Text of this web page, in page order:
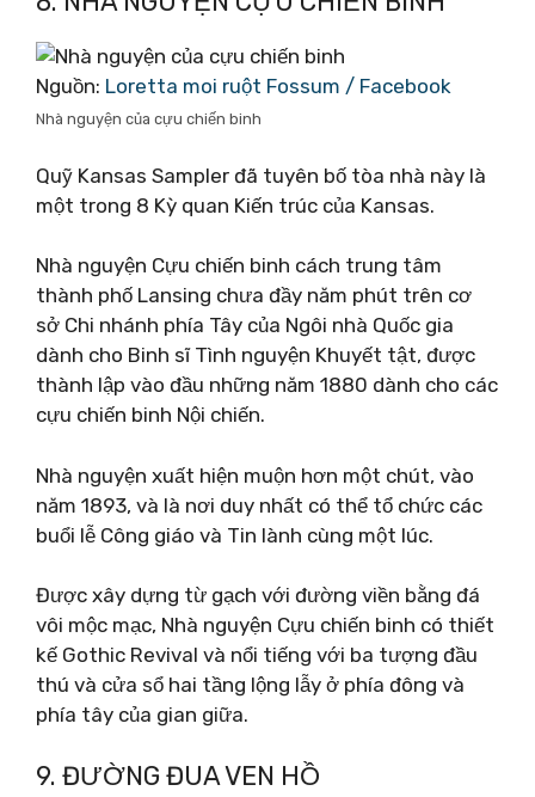
Nguồn: Loretta moi ruột Fossum / Facebook
Nhà nguyện của cựu chiến binh
Quỹ Kansas Sampler đã tuyên bố tòa nhà này là
một trong 8 Kỳ quan Kiến trúc của Kansas.
Nhà nguyện Cựu chiến binh cách trung tâm
thành phố Lansing chưa đầy năm phút trên cơ
sở Chi nhánh phía Tây của Ngôi nhà Quốc gia
dành cho Binh sĩ Tình nguyện Khuyết tật, được
thành lập vào đầu những năm 1880 dành cho các
cựu chiến binh Nội chiến.
Nhà nguyện xuất hiện muộn hơn một chút, vào
năm 1893, và là nơi duy nhất có thể tổ chức các
buổi lễ Công giáo và Tin lành cùng một lúc.
Được xây dựng từ gạch với đường viền bằng đá
vôi mộc mạc, Nhà nguyện Cựu chiến binh có thiết
kế Gothic Revival và nổi tiếng với ba tượng đầu
thú và cửa sổ hai tầng lộng lẫy ở phía đông và
phía tây của gian giữa.
9. ĐƯỜNG ĐUA VEN HỒ